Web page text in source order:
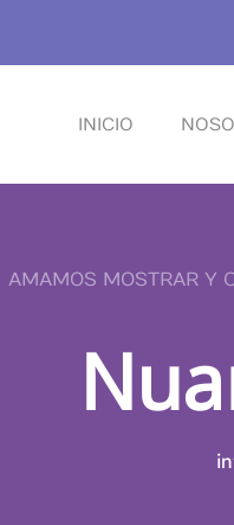
INICIO
AMAMOS MOSTRAR Y